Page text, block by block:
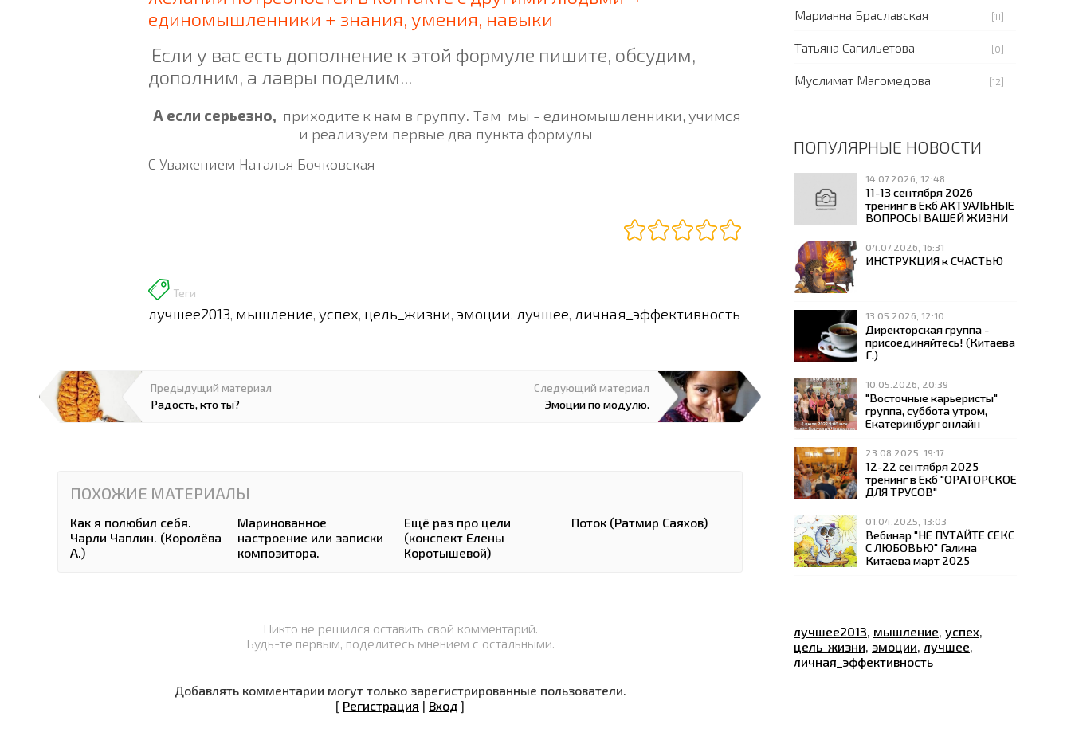
единомышленники + знания, умения, навыки
Если у вас есть дополнение к этой формуле пишите, обсудим,
дополним, а лавры поделим...
А если серьезно, приходите к нам в группу. Там мы - единомышленники, учимся
и реализуем первые два пункта формулы
С Уважением Наталья Бочковская
Теги
лучшее2013 мышление успех цель_жизни эмоции лучшее личная_эффективность
Предыдущий материал
Радость, кто ты?
Следующий материал
Эмоции по модулю.
ПОХОЖИЕ МАТЕРИАЛЫ
Как я полюбил себя.
Чарли Чаплин. (Королёва
А.)
Маринованное
настроение или записки
композитора.
Ещё раз про цели
(конспект Елены
Коротышевой)
Поток (Ратмир Саяхов)
Никто не решился оставить свой комментарий.
Будь-те первым, поделитесь мнением с остальными.
Добавлять комментарии могут только зарегистрированные пользователи.
[ Регистрация | Вход ]
Марианна Браславская [11]
Татьяна Сагильетова [0]
Муслимат Магомедова [12]
ПОПУЛЯРНЫЕ НОВОСТИ
14.07.2026, 12:48
11-13 сентября 2026
тренинг в Екб АКТУАЛЬНЫЕ
ВОПРОСЫ ВАШЕЙ ЖИЗНИ
04.07.2026, 16:31
ИНСТРУКЦИЯ к СЧАСТЬЮ
13.05.2026, 12:10
Директорская группа -
присоединяйтесь! (Китаева
Г.)
10.05.2026, 20:39
"Восточные карьеристы"
группа, суббота утром,
Екатеринбург онлайн
23.08.2025, 19:17
12-22 сентября 2025
тренинг в Екб "ОРАТОРСКОЕ
ДЛЯ ТРУСОВ"
01.04.2025, 13:03
Вебинар "НЕ ПУТАЙТЕ СЕКС
С ЛЮБОВЬЮ" Галина
Китаева март 2025
лучшее2013, мышление, успех,
цель_жизни, эмоции, лучшее,
личная_эффективность